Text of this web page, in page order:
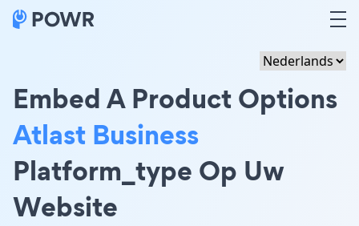
Embed A Product Options
Atlast Business
Platform_type Op Uw
Website